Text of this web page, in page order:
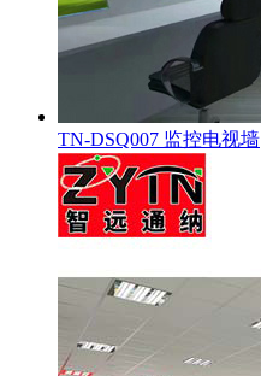
TN-DSQ007 监控电视墙